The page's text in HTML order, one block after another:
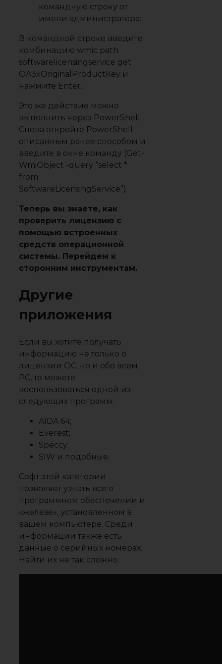
командную строку от
имени администратора:
В командной строке введите
комбинацию wmic path
softwarelicensingservice get
OA3xOriginalProductKey и
нажмите Enter.
Это же действие можно
выполнить через PowerShell.
Снова откройте PowerShell
описанным ранее способом и
введите в окне команду (Get-
WmiObject -query “select *
from
SoftwareLicensingService”).
Теперь вы знаете, как
проверить лицензию с
помощью встроенных
средств операционной
системы. Перейдем к
сторонним инструментам.
Другие
приложения
Если вы хотите получать
информацию не только о
лицензии ОС, но и обо всем
PC, то можете
воспользоваться одной из
следующих программ:
AIDA 64;
Everest;
Speccy;
SIW и подобные.
Софт этой категории
позволяет узнать все о
программном обеспечении и
«железе», установленном в
вашем компьютере. Среди
информации также есть
данные о серийных номерах.
Найти их не так сложно.